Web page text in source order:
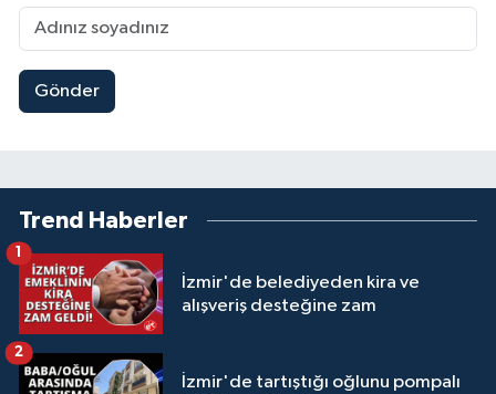
Gönder
Trend Haberler
İzmir'de belediyeden kira ve
alışveriş desteğine zam
İzmir'de tartıştığı oğlunu pompalı
2